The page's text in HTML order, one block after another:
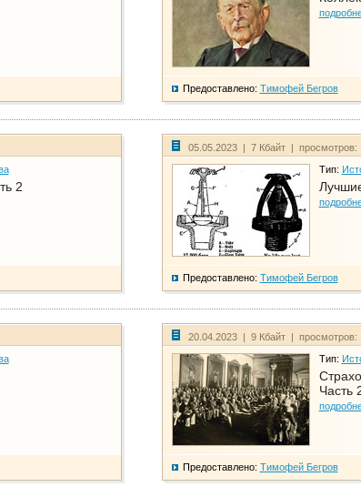
Предоставлено: Тимофей Бегров
2
05.05.2023 | 7 Кбайт | просмотров:
Тип:
Предоставлено: Тимофей Бегров
20.04.2023 | 9 Кбайт | просмотров:
Тип:
Часть
Предоставлено: Тимофей Бегров